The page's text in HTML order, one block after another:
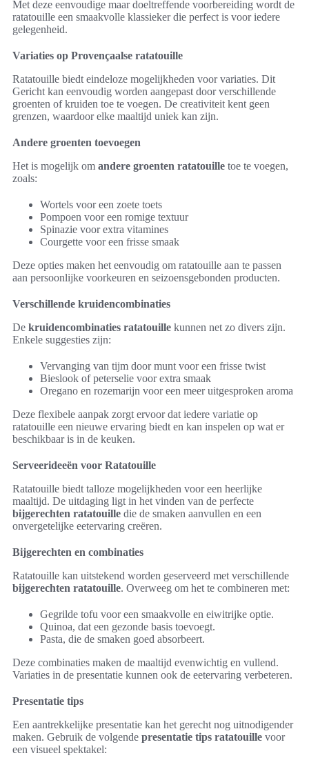
Met deze eenvoudige maar doeltreffende voorbereiding wordt de
ratatouille een smaakvolle klassieker die perfect is voor iedere
gelegenheid.
Variaties op Provençaalse ratatouille
Ratatouille biedt eindeloze mogelijkheden voor variaties. Dit
Gericht kan eenvoudig worden aangepast door verschillende
groenten of kruiden toe te voegen. De creativiteit kent geen
grenzen, waardoor elke maaltijd uniek kan zijn.
Andere groenten toevoegen
Het is mogelijk om andere groenten ratatouille toe te voegen,
zoals:
Wortels voor een zoete toets
Pompoen voor een romige textuur
Spinazie voor extra vitamines
Courgette voor een frisse smaak
Deze opties maken het eenvoudig om ratatouille aan te passen
aan persoonlijke voorkeuren en seizoensgebonden producten.
Verschillende kruidencombinaties
De kruidencombinaties ratatouille kunnen net zo divers zijn.
Enkele suggesties zijn:
Vervanging van tijm door munt voor een frisse twist
Bieslook of peterselie voor extra smaak
Oregano en rozemarijn voor een meer uitgesproken aroma
Deze flexibele aanpak zorgt ervoor dat iedere variatie op
ratatouille een nieuwe ervaring biedt en kan inspelen op wat er
beschikbaar is in de keuken.
Serveerideeën voor Ratatouille
Ratatouille biedt talloze mogelijkheden voor een heerlijke
maaltijd. De uitdaging ligt in het vinden van de perfecte
bijgerechten ratatouille die de smaken aanvullen en een
onvergetelijke eetervaring creëren.
Bijgerechten en combinaties
Ratatouille kan uitstekend worden geserveerd met verschillende
bijgerechten ratatouille. Overweeg om het te combineren met:
Gegrilde tofu voor een smaakvolle en eiwitrijke optie.
Quinoa, dat een gezonde basis toevoegt.
Pasta, die de smaken goed absorbeert.
Deze combinaties maken de maaltijd evenwichtig en vullend.
Variaties in de presentatie kunnen ook de eetervaring verbeteren.
Presentatie tips
Een aantrekkelijke presentatie kan het gerecht nog uitnodigender
maken. Gebruik de volgende presentatie tips ratatouille voor
een visueel spektakel: